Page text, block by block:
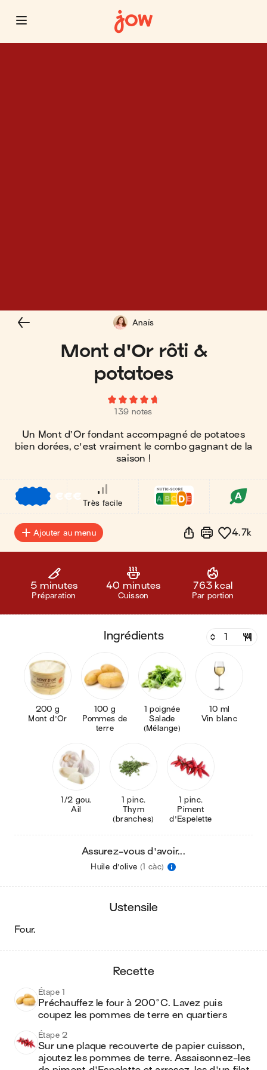
Mont d'Or rôti &
potatoes
139 notes
Un Mont d’Or fondant accompagné de potatoes
bien dorées, c'est vraiment le combo gagnant de la
saison !
Anaïs
€€€
Très facile
Ajouter au menu 4.7k
5 minutes
Préparation
40 minutes
Cuisson
763 kcal
Par portion
ingrédients
200 g
Mont d'Or
100 g
Pommes de
terre
1 poignée
Salade
(Mélange)
10 ml
Vin blanc
1/2 gou.
Ail
1 pinc.
Thym
(branches)
1 pinc.
Piment
d'Espelette
Assurez-vous d'avoir...
Huile d'olive (1 càc)
ustensile
four.
recette
Étape 1
Préchauffez le four à 200°C. Lavez puis
coupez les pommes de terre en quartiers
Étape 2
Sur une plaque recouverte de papier cuisson,
ajoutez les pommes de terre. Assaisonnez-les